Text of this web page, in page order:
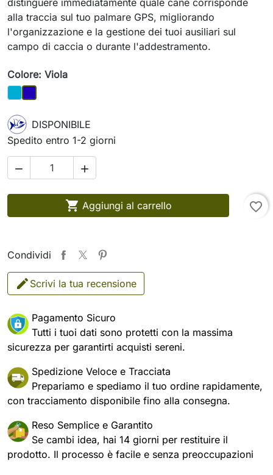
distinguere immediatamente quale cane corrisponde
alla traccia sul tuo palmare GPS, migliorando
l'organizzazione e la gestione dei tuoi ausiliari sul
campo di caccia o durante l'addestramento.
Colore: Viola
Celeste
Viola
DISPONIBILE
Spedito entro 1-2 giorni
 
 Aggiungi al carrello favorite_border
Condividi
Scrivi la tua recensione
Pagamento Sicuro
Tutti i tuoi dati sono protetti con la massima
sicurezza per garantirti acquisti sereni.
Spedizione Veloce e Tracciata
Prepariamo e spediamo il tuo ordine rapidamente,
con tracciamento disponibile fino alla consegna.
Reso Semplice e Garantito
Se cambi idea, hai 14 giorni per restituire il
prodotto. Il processo è facile e senza preoccupazioni